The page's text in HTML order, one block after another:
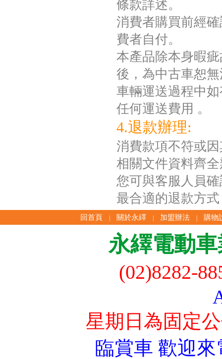
條款詳述。
消費者購買前經
費者自付。
本產品除本身暇
後，為中古車恕
車輛運送過程中
任何運送費用 。
4.退款辦理:
消費款項不符或
相關文件資料齊
您可與客服人員
最合適的退款方
回首頁 關於永繹 加盟辦法 購物
永繹電動
(02)8282-
星期日為固定
臨賞車 歡迎來